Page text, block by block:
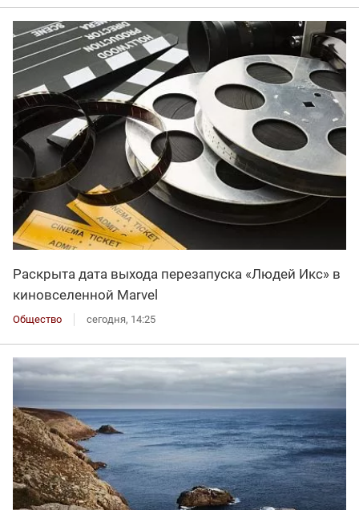
Раскрыта дата выхода перезапуска «Людей Икс» в
киновселенной Marvel
Общество сегодня, 14:25